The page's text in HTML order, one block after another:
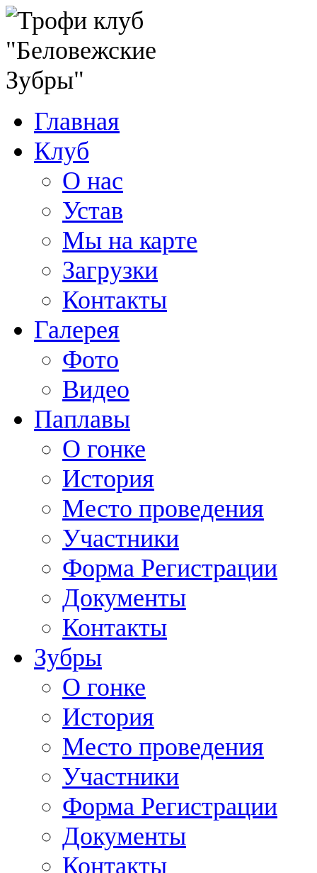
Главная
Клуб
О нас
Устав
Мы на карте
Загрузки
Контакты
Галерея
Фото
Видео
Паплавы
О гонке
История
Место проведения
Участники
Форма Регистрации
Документы
Контакты
Зубры
О гонке
История
Место проведения
Участники
Форма Регистрации
Документы
Контакты